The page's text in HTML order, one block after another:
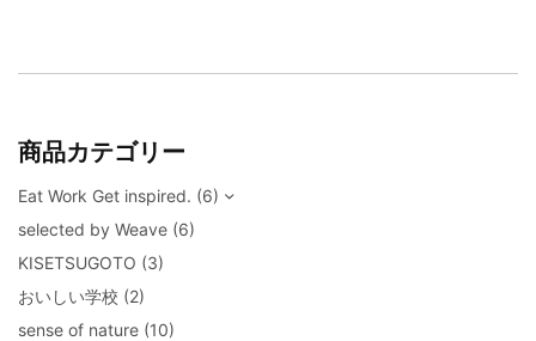
商品カテゴリー
Eat Work Get inspired. (6)
selected by Weave (6)
KISETSUGOTO (3)
おいしい学校 (2)
sense of nature (10)